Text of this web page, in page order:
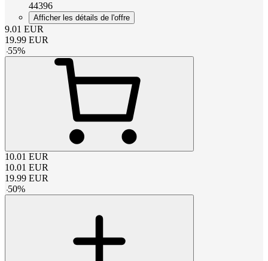
44396
Afficher les détails de l'offre
9.01 EUR
19.99 EUR
-55%
10.01 EUR
10.01 EUR
19.99 EUR
-50%